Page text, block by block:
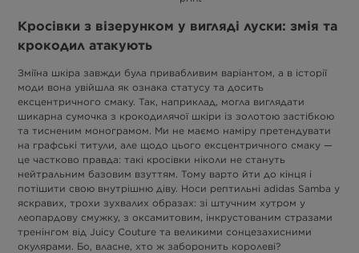
Кросівки з візерунком у вигляді луски: змія та
крокодил атакують
Зміїна шкіра завжди була привабливим варіантом, а в історії
моди вона увійшла як ознака статусу та досить
ексцентричного смаку. Так, наприклад, могла виглядати
шикарна сумочка з крокодилячої шкіри із золотою застібкою
та тисненим монограмом. Ми не маємо наміру претендувати
на графські титули, але щодо цього ексцентричного смаку —
це частково правда: такі кросівки ніколи не стануть
нейтральним базовим взуттям. Тому варто йти до кінця і
потішити свою внутрішню діву. Носи рептильні adidas Samba у
яскравих, трохи зухвалих образах: зі штучним хутром у
леопардову смужку, з оксамитовим, інкрустованим стразами
тренінгом від Juicy Couture та великими сонцезахисними
окулярами. Бо, власне, хто ж заборонить королеві?